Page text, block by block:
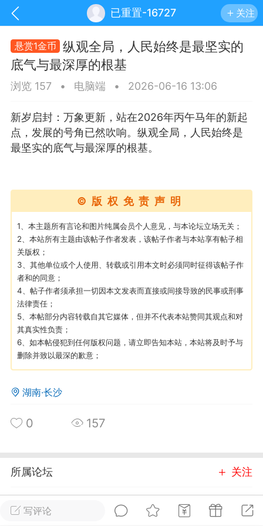
已重置-16727 关注
游戏
问答
任务
网络
Laptop Go 2镜像
网盘下载
Laptop Go 2 i5/8/128 – Windows
写评论
悬赏1金币
纵观全局，人民始终是最坚实的
底气与最深厚的根基
浏览 157 • 电脑端 • 2026-06-16 13:06
新岁启封：万象更新，站在2026年丙午马年的新起
点，发展的号角已然吹响。纵观全局，人民始终是
最坚实的底气与最深厚的根基。
©版权免责声明
1、本主题所有言论和图片纯属会员个人意见，与本论坛立场无关；
2、本站所有主题由该帖子作者发表，该帖子作者与本站享有帖子相
关版权；
3、其他单位或个人使用、转载或引用本文时必须同时征得该帖子作
者和的同意；
4、帖子作者须承担一切因本文发表而直接或间接导致的民事或刑事
法律责任；
5、本帖部分内容转载自其它媒体，但并不代表本站赞同其观点和对
其真实性负责；
6、如本帖侵犯到任何版权问题，请立即告知本站，本站将及时予与
删除并致以最深的歉意；
湖南·长沙
0 157
所属论坛 关注
进入论坛